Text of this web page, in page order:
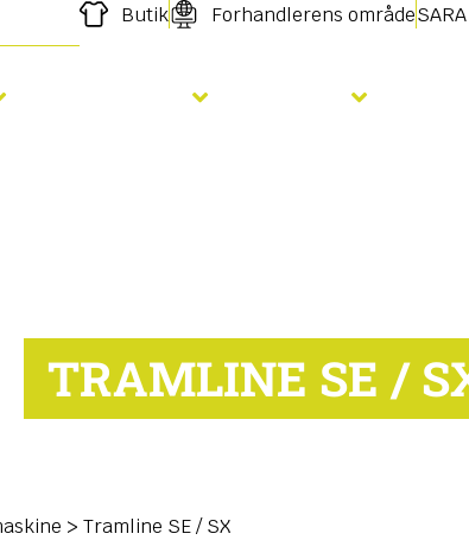
Butik Forhandlerens område
TRAMLINE SE /
> Tramline SE / SX